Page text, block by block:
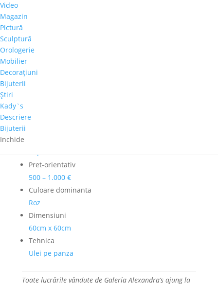
Video
Magazin
Pictură
Sculptură
Orologerie
Mobilier
Decoraţiuni
Bijuterii
Ştiri
Kady`s
Descriere
Bijuterii
Inchide
-
"Magnolii"
Comandă telefonică!
flori
Perioadă
Pret-orientativ
500 – 1.000 €
Culoare dominanta
Roz
Dimensiuni
60cm x 60cm
Tehnica
Ulei pe panza
Toate lucrările vândute de Galeria Alexandra’s ajung la